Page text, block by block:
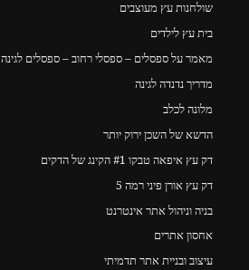
שולחנות עץ מעוצבים
בית עץ לילדים
מאמר על ספסלים – ספסלי רחוב – ספסלים לגינה
מדריך נדנדה לגינה
מלונה לכלב
הדשא של השכן ירוק יותר
דק עץ איפאה טבקו #1 הקינג של הדקים
דק עץ אורן פיני רמה 5
בניה וניהול אתר אינטרנט
אחסון אתרים
עיצוב ובניית אתר תדמיתי